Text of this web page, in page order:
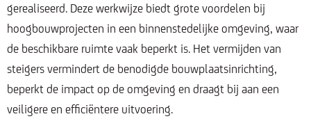
gerealiseerd. Deze werkwijze biedt grote voordelen bij
hoogbouwprojecten in een binnenstedelijke omgeving, waar
de beschikbare ruimte vaak beperkt is. Het vermijden van
steigers vermindert de benodigde bouwplaatsinrichting,
beperkt de impact op de omgeving en draagt bij aan een
veiligere en efficiëntere uitvoering.